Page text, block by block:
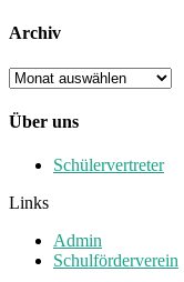
Archiv
Archiv
Über uns
Schülervertreter
Links
Admin
Schulförderverein